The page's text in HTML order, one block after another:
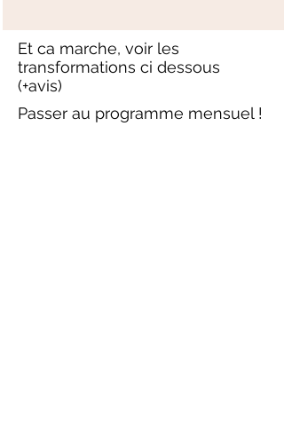
Et ca marche, voir les
transformations ci dessous
(+avis)
Passer au programme mensuel !